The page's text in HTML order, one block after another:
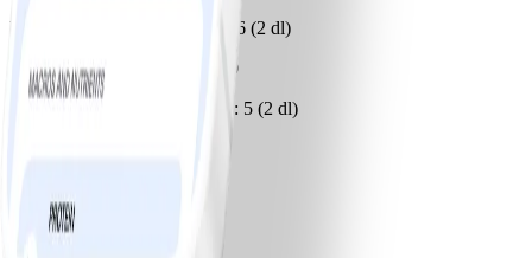
Vanlig läsk, SmartPoints/glas: 6 (2 dl)
Light-läsk, SmartPoints/glas: 0
Cider 4,5 %, SmartPoints/glas: 5 (2 dl)